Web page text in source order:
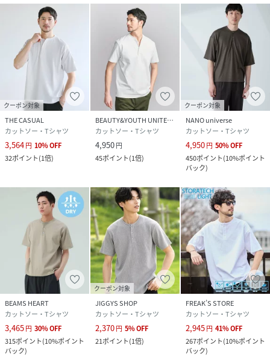
用して下さい。濡れたままの放置や、長時間の浸漬はしない
で下さい。形をととのえてから干して下さい。アイロンは、
裏から当てて下さい。こちらの商品は水や雨に濡れたり、汗
による湿気、乾燥状態での摩擦により、薄い色の衣服などに
色移りする可能性がございます。予めご了承いただき、ご使
用の際にはご注意くださいますようお願い致します。
※サンプルにて撮影、採寸を行う為、実際にお届けする商品
と仕様やサイズが異なる場合がございます。予約時は生産の
都合上、お届け予定時期が前後する場合もございますので、
予めご了承下さい。
※光の当たり具合や撮影環境により色味が異なる場合がござ
います。正しい色味はスタジオ画像の色味をご参照くださ
い。
◆お気に入り登録でアイテム情報をゲット◆
気になるアイテムをお気に入り登録して、
性別タイプ メンズ
原産国 中国製
素材
サイズ Ｍ、Ｌ
クーポン対象
THE CASUAL
カットソー・Tシャツ
3,564円 10%OFF
32ポイント(1倍)
BEAUTY&YOUTH UNITED ARROWS
カットソー・Tシャツ
4,950円
45ポイント(1倍)
クーポン対象
NANO universe
カットソー・Tシャツ
4,950円 50%OFF
450ポイント(10%ポイント
バック)
BEAMS HEART
カットソー・Tシャツ
3,465円 30%OFF
315ポイント(10%ポイント
バック)
クーポン対象
JIGGYS SHOP
カットソー・Tシャツ
2,370円 5%OFF
21ポイント(1倍)
FREAK’S STORE
カットソー・Tシャツ
2,945円 41%OFF
267ポイント(10%ポイント
バック)